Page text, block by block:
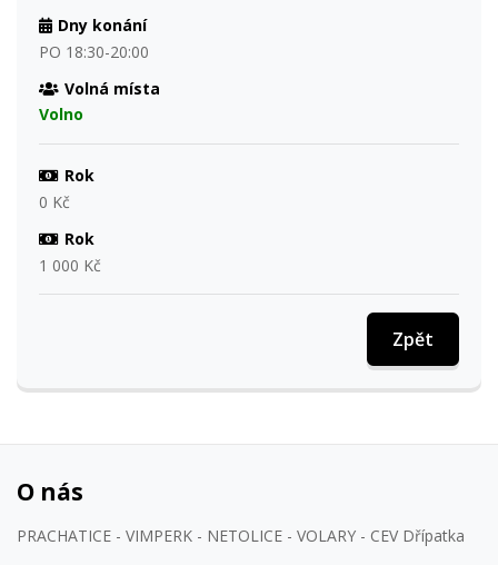
Dny konání
PO 18:30-20:00
Volná místa
Volno
Rok
0 Kč
Rok
1 000 Kč
Zpět
O nás
PRACHATICE - VIMPERK - NETOLICE - VOLARY - CEV Dřípatka